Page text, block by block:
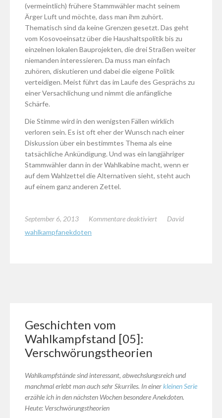
(vermeintlich) frühere Stammwähler macht seinem
Ärger Luft und möchte, dass man ihm zuhört.
Thematisch sind da keine Grenzen gesetzt. Das geht
vom Kosovoeinsatz über die Haushaltspolitik bis zu
einzelnen lokalen Bauprojekten, die drei Straßen weiter
niemanden interessieren. Da muss man einfach
zuhören, diskutieren und dabei die eigene Politik
verteidigen. Meist führt das im Laufe des Gesprächs zu
einer Versachlichung und nimmt die anfängliche
Schärfe.
Die Stimme wird in den wenigsten Fällen wirklich
verloren sein. Es ist oft eher der Wunsch nach einer
Diskussion über ein bestimmtes Thema als eine
tatsächliche Ankündigung. Und was ein langjähriger
Stammwähler dann in der Wahlkabine macht, wenn er
auf dem Wahlzettel die Alternativen sieht, steht auch
auf einem ganz anderen Zettel.
September 6, 2013 Kommentare deaktiviertfür
David
wahlkampfanekdoten
Geschichten vom
Wahlkampfstand [05]:
Verschwörungstheorien
Wahlkampfstände sind interessant, abwechslungsreich und
manchmal erlebt man auch sehr Skurriles. In einerkleinen Serie
erzähle ich in den nächsten Wochen besondere Anekdoten.
Heute: Verschwörungstheorien